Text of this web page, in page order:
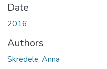
Date
2016
Authors
Skredele, Anna